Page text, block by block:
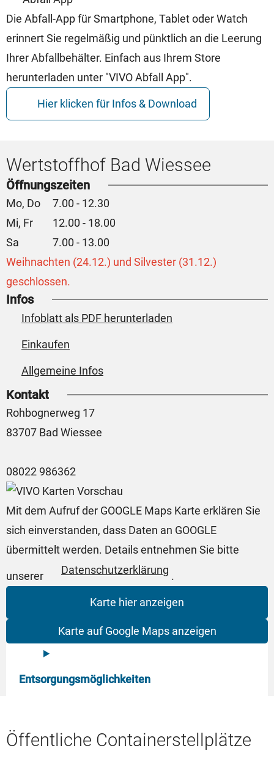
Die Abfall-App für Smartphone, Tablet oder Watch
erinnert Sie regelmäßig und pünktlich an die Leerung
Ihrer Abfallbehälter. Einfach aus Ihrem Store
herunterladen unter "VIVO Abfall App".
Hier klicken für Infos & Download
Wertstoffhof Bad Wiessee
Öffnungszeiten
Mo, Do
7.00 - 12.30
Mi, Fr
12.00 - 18.00
Sa
7.00 - 13.00
Weihnachten (24.12.) und Silvester (31.12.)
geschlossen.
Infos
Infoblatt als PDF herunterladen
Einkaufen
Allgemeine Infos
Kontakt
Rohbognerweg 17
83707 Bad Wiessee
08022 986362
Mit dem Aufruf der GOOGLE Maps Karte erklären Sie
sich einverstanden, dass Daten an GOOGLE
übermittelt werden. Details entnehmen Sie bitte
unserer Datenschutzerklärung .
Karte hier anzeigen
Karte auf Google Maps anzeigen
Entsorgungsmöglichkeiten
Öffentliche Containerstellplätze